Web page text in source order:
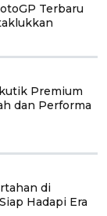
Terbaru
Premium
dan Performa
di
Hadapi Era